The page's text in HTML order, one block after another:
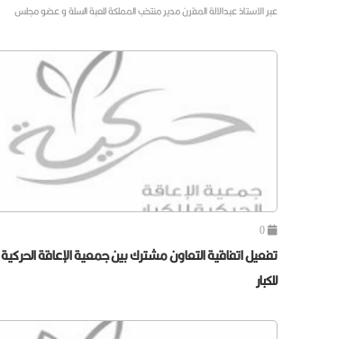
عبر الاستاذ عبدالالة المقرن مدير منتخب المملكة للعبة السلة و عضو مجلس
0
تفعيل اتفاقية التعاون مشترك بين جمعية الإعاقة الحركية
للكبار